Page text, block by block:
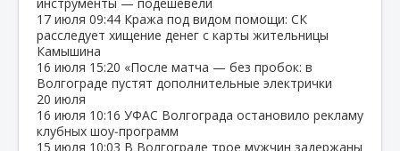
17 июля 09:44 Кража под видом помощи: СК
расследует хищение денег с карты жительницы
Камышина
16 июля 15:20 «После матча — без пробок: в
Волгограде пустят дополнительные электрички
20 июля
16 июля 10:16 УФАС Волгограда остановило рекламу
клубных шоу‑программ
15 июля 10:03 В Волгограде трое мужчин задержаны